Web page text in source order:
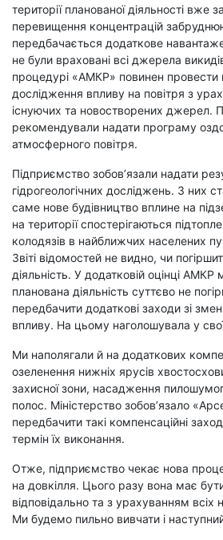
території планованої діяльності вже
перевищення концентрацій
передбачається додаткове
не були враховані всі джерела
процедурі «АМКР» повинен провести
дослідження впливу на повітря з
існуючих та новостворених джерел.
рекомендували надати програму
атмосферного повітря.
Підприємство зобов’язали надати
гідрогеологічних досліджень. З них
саме нове будівництво вплине на
на території спостерігаються
колодязів в найближчих населених
Звіті відомостей не видно, чи
діяльність. У додатковій оцінці
планована діяльність суттєво не
передбачити додаткові заходи зі
впливу. На цьому наголошувала у
Ми наполягали й на додаткових
озеленення нижніх ярусів
захисної зони, насадження
полос. Міністерство зобов’язало
передбачити такі компенсаційні
термін їх виконання.
Отже, підприємство чекає нова
на довкілля. Цього разу вона має
відповідально та з урахуванням
Ми будемо пильно вивчати і наступний